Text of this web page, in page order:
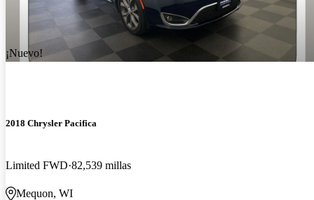
¡Nuevo!
2018 Chrysler Pacifica
Limited FWD 82,539 millas
Mequon, WI